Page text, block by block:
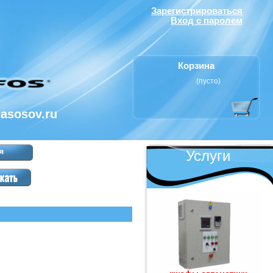
Зарегистрироваться
Вход с паролем
Корзина
(пусто)
Услуги